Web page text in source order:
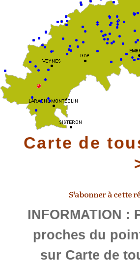
Carte de
INFORMATION
proches du
sur Carte de